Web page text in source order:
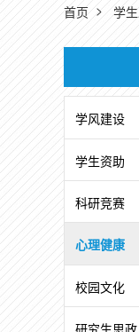
首页 > 学
学风建设
学生资助
科研竞赛
心理健康
校园文化